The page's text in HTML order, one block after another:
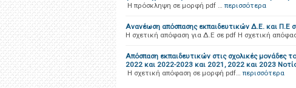
Η πρόσκληψη σε μορφή pdf … περισσότερα
Ανανέωση απόσπασης εκπαιδευτικών Δ.Ε. και Π.Ε
Η σχετική απόφαση για Δ.Ε σε pdf Η σχετική
Απόσπαση εκπαιδευτικών στις σχολικές μονάδες
2022 και 2022-2023 και 2021, 2022 και 2023
Η σχετική απόφαση σε μορφή pdf… περισσότερα